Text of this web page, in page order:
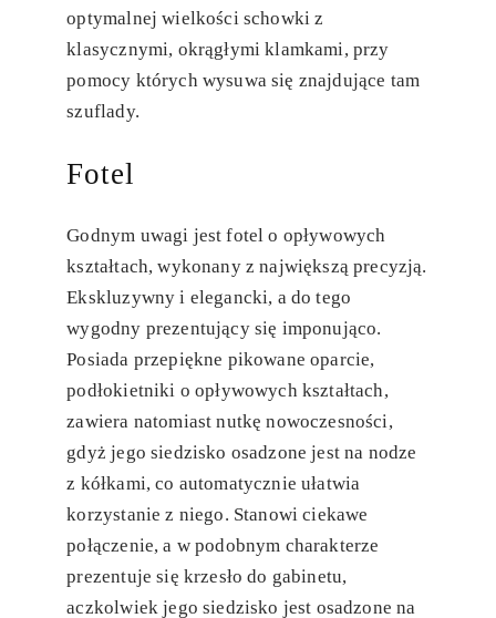
optymalnej wielkości schowki z
klasycznymi, okrągłymi klamkami, przy
pomocy których wysuwa się znajdujące tam
szuflady.
Fotel
Godnym uwagi jest fotel o opływowych
kształtach, wykonany z największą precyzją.
Ekskluzywny i elegancki, a do tego
wygodny prezentujący się imponująco.
Posiada przepiękne pikowane oparcie,
podłokietniki o opływowych kształtach,
zawiera natomiast nutkę nowoczesności,
gdyż jego siedzisko osadzone jest na nodze
z kółkami, co automatycznie ułatwia
korzystanie z niego. Stanowi ciekawe
połączenie, a w podobnym charakterze
prezentuje się krzesło do gabinetu,
aczkolwiek jego siedzisko jest osadzone na